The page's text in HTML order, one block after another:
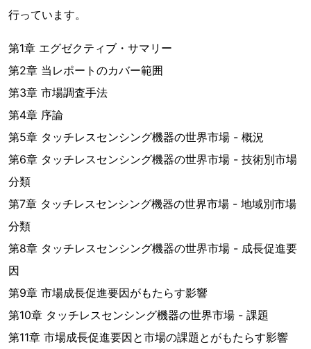
行っています。
第1章 エグゼクティブ・サマリー
第2章 当レポートのカバー範囲
第3章 市場調査手法
第4章 序論
第5章 タッチレスセンシング機器の世界市場 - 概況
第6章 タッチレスセンシング機器の世界市場 - 技術別市場
分類
第7章 タッチレスセンシング機器の世界市場 - 地域別市場
分類
第8章 タッチレスセンシング機器の世界市場 - 成長促進要
因
第9章 市場成長促進要因がもたらす影響
第10章 タッチレスセンシング機器の世界市場 - 課題
第11章 市場成長促進要因と市場の課題とがもたらす影響